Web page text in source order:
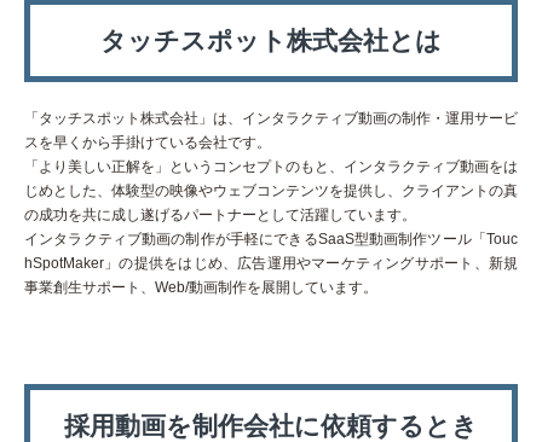
タッチスポット株式会社とは
「タッチスポット株式会社」は、インタラクティブ動画の制作・運用サービ
スを早くから手掛けている会社です。
「より美しい正解を」というコンセプトのもと、インタラクティブ動画をは
じめとした、体験型の映像やウェブコンテンツを提供し、クライアントの真
の成功を共に成し遂げるパートナーとして活躍しています。
インタラクティブ動画の制作が手軽にできるSaaS型動画制作ツール「Touc
hSpotMaker」の提供をはじめ、広告運用やマーケティングサポート、新規
事業創生サポート、Web/動画制作を展開しています。
採用動画を制作会社に依頼するとき